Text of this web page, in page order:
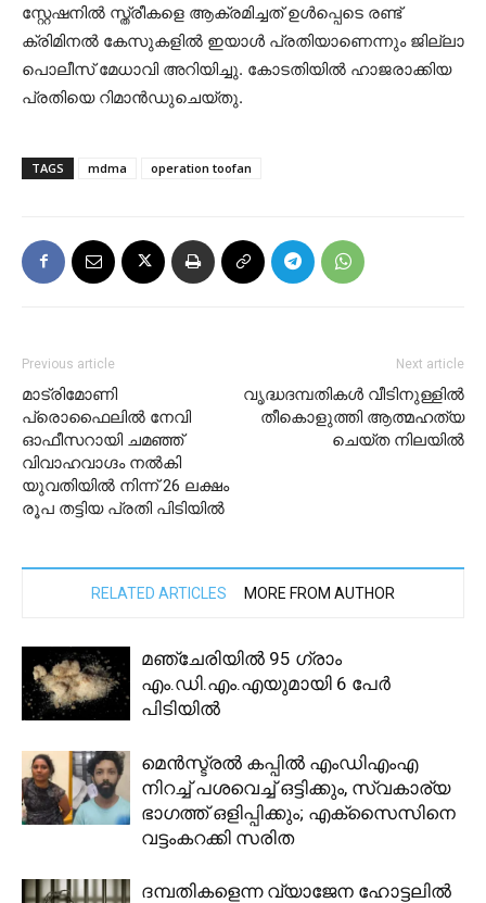
സ്റ്റേഷനില്‍ സ്ത്രീകളെ ആക്രമിച്ചത് ഉള്‍പ്പെടെ രണ്ട്
ക്രിമിനല്‍ കേസുകളില്‍ ഇയാള്‍ പ്രതിയാണെന്നും ജില്ലാ
പൊലീസ് മേധാവി അറിയിച്ചു. കോടതിയില്‍ ഹാജരാക്കിയ
പ്രതിയെ റിമാന്‍ഡുചെയ്തു.
TAGS mdma operation toofan
Previous article
മാട്രിമോണി
പ്രൊഫൈലിൽ നേവി
ഓഫീസറായി ചമഞ്ഞ്
വിവാഹവാഗ്ദം നൽകി
യുവതിയിൽ നിന്ന് 26 ലക്ഷം
രൂപ തട്ടിയ പ്രതി പിടിയിൽ
Next article
വൃദ്ധദമ്പതികൾ വീടിനുള്ളിൽ
തീകൊളുത്തി ആത്മഹത്യ
ചെയ്ത നിലയിൽ
RELATED ARTICLES MORE FROM AUTHOR
മഞ്ചേരിയിൽ 95 ഗ്രാം
എം.ഡി.എം.എയുമായി 6 പേർ
പിടിയിൽ
മെന്‍സ്ട്രല്‍ കപ്പില്‍ എംഡിഎംഎ
നിറച്ച് പശവെച്ച് ഒട്ടിക്കും, സ്വകാര്യ
ഭാഗത്ത് ഒളിപ്പിക്കും; എക്‌സൈസിനെ
വട്ടംകറക്കി സരിത
ദമ്പതികളെന്ന വ്യാജേന ഹോട്ടലില്‍